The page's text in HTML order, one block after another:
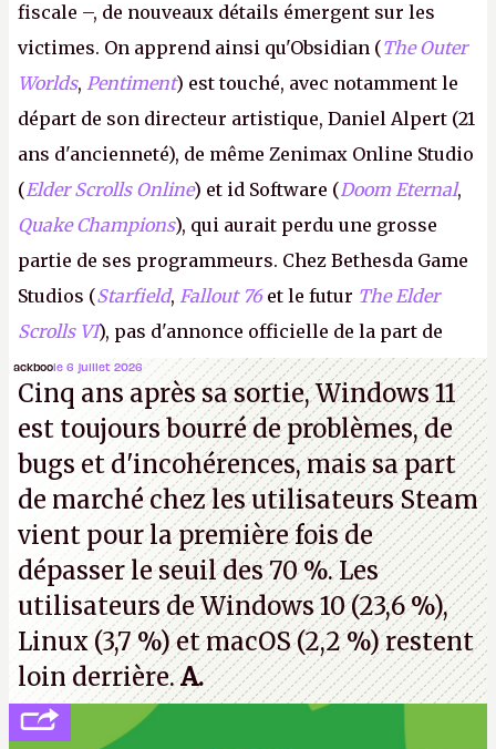
fiscale –, de nouveaux détails émergent sur les
victimes. On apprend ainsi qu'Obsidian (The Outer
Worlds, Pentiment) est touché, avec notamment le
départ de son directeur artistique, Daniel Alpert (21
ans d'ancienneté), de même Zenimax Online Studio
(Elder Scrolls Online) et id Software (Doom Eternal,
Quake Champions), qui aurait perdu une grosse
partie de ses programmeurs. Chez Bethesda Game
Studios (Starfield, Fallout 76 et le futur The Elder
Scrolls VI), pas d'annonce officielle de la part de
Microsoft, mais le syndicat des employés confirme
de nombreux licenciements.A.
ackboole 6 juillet 2026
Cinq ans après sa sortie, Windows 11
est toujours bourré de problèmes, de
bugs et d'incohérences, mais sa part
de marché chez les utilisateurs Steam
vient pour la première fois de
dépasser le seuil des 70 %. Les
utilisateurs de Windows 10 (23,6 %),
Linux (3,7 %) et macOS (2,2 %) restent
loin derrière.A.